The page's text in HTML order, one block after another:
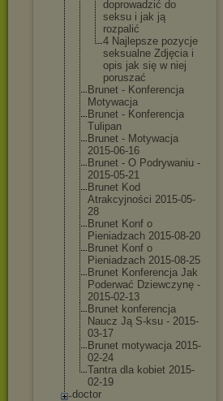
doprowadzić do
seksu i jak ją
rozpalić
4 Najlepsze pozycje
seksualne Zdjęcia i
opis jak się w niej
poruszać
Brunet - Konferencja
Motywacja
Brunet - Konferencja
Tulipan
Brunet - Motywacja
2015-06-16
Brunet - O Podrywaniu -
2015-05-21
Brunet Kod
Atrakcyjności 2015-05-
28
Brunet Konf o
Pieniadzach 2015-08-20
Brunet Konf o
Pieniadzach 2015-08-25
Brunet Konferencja Jak
Poderwać Dziewczynę -
2015-02-13
Brunet konferencja
Naucz Ją S-ksu - 2015-
03-17
Brunet motywacja 2015-
02-24
Tantra dla kobiet 2015-
02-19
doctor